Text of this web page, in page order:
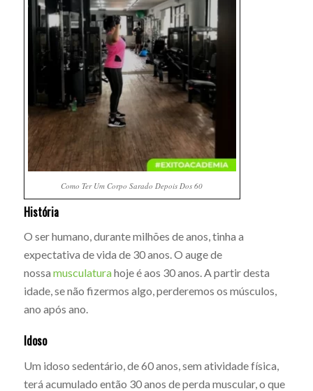
Como Ter Um Corpo Sarado Depois Dos 60
História
O ser humano, durante milhões de anos, tinha a
expectativa de vida de 30 anos. O auge de
nossa musculaturahoje é aos 30 anos. A partir desta
idade, se não fizermos algo, perderemos os músculos,
ano após ano.
Idoso
Um idoso sedentário, de 60 anos, sem atividade física,
terá acumulado então 30 anos de perda muscular, o que